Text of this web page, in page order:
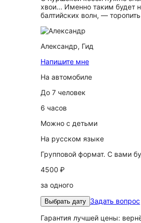
хвои... Именно таким будет
балтийских волн, —
Александр, Гид
Напишите мне
На автомобиле
До 7 человек
6 часов
Можно с детьми
На русском языке
Групповой формат. С вами
4500 ₽
за одного
Выбрать дату Задать вопрос
Гарантия лучшей цены: